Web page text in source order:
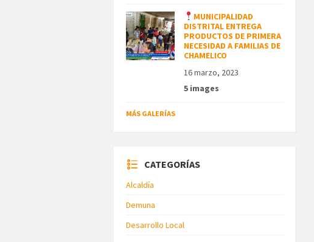
MUNICIPALIDAD
DISTRITAL ENTREGA
PRODUCTOS DE PRIMERA
NECESIDAD A FAMILIAS DE
CHAMELICO
16 marzo, 2023
5 images
MÁS GALERÍAS
CATEGORÍAS
Alcaldía
Demuna
Desarrollo Local